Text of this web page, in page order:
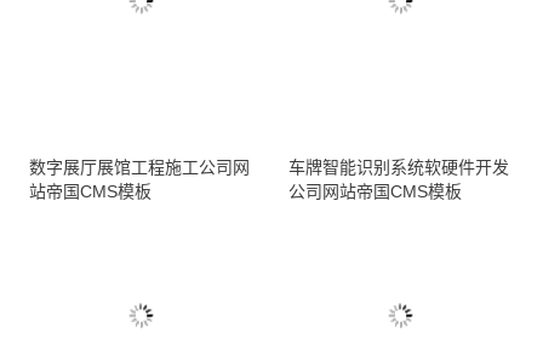
数字展厅展馆工程施工公司网
站帝国CMS模板
车牌智能识别系统软硬件开发
公司网站帝国CMS模板